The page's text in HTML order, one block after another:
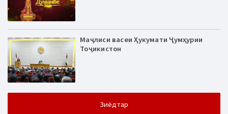
Маҷлиси васеи Ҳукумати Ҷумҳурии
Тоҷикистон
Зиёдтар